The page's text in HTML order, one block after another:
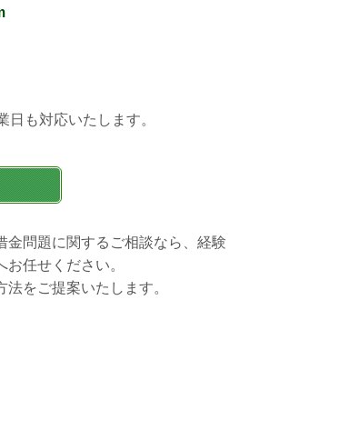
も対応いたします。
問題に関するご相談なら、経験
任せください。
をご提案いたします。